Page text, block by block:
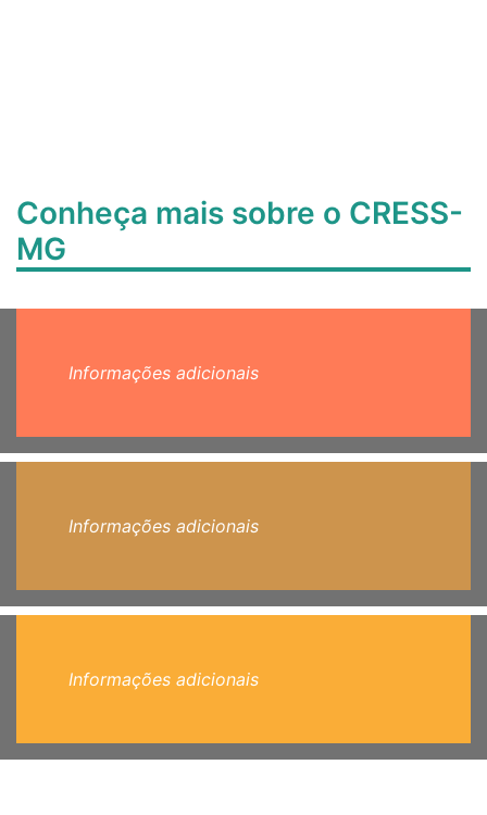
Conheça mais sobre o CRESS-
MG
Informações adicionais
Informações adicionais
Informações adicionais